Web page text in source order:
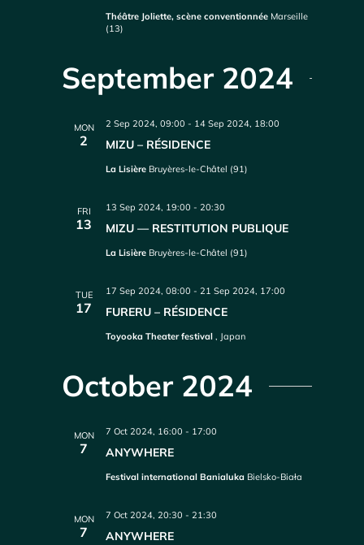
Théâtre Joliette, scène conventionnée Marseille
(13)
September 2024
MON
2 MIZU – RÉSIDENCE
2 Sep 2024, 09:00 - 14 Sep 2024, 18:00
La Lisière Bruyères-le-Châtel (91)
FRI
13 MIZU — RESTITUTION PUBLIQUE
13 Sep 2024, 19:00 -20:30
La Lisière Bruyères-le-Châtel (91)
TUE
17 FURERU – RÉSIDENCE
17 Sep 2024, 08:00 -21 Sep 2024, 17:00
Toyooka Theater festival, Japan
October 2024
MON
7 ANYWHERE
7 Oct 2024, 16:00 - 17:00
Festival international Banialuka Bielsko-Biała
MON
7 ANYWHERE
7 Oct 2024, 20:30 -21:30